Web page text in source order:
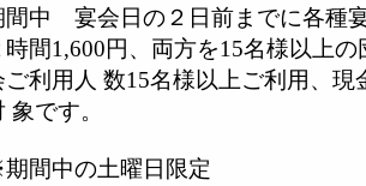
中 宴会日の２日前までに各種
時間1,600円、両方を15名様以上
ご利用人 数15名様以上ご利用、
象です。
間中の土曜日限定